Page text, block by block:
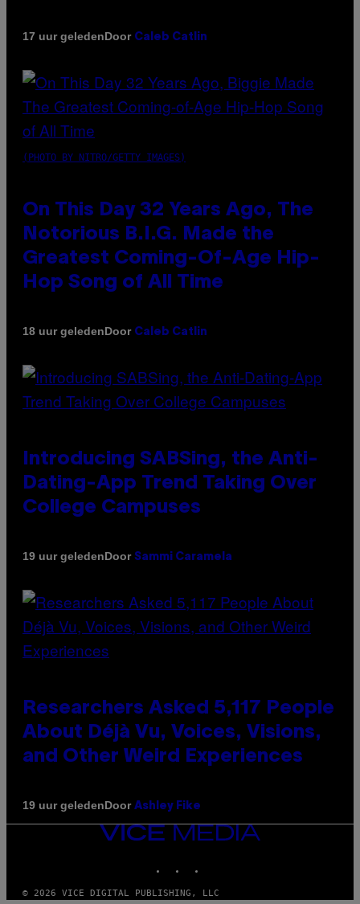
17 uur geledenDoor Caleb Catlin
(PHOTO BY NITRO/GETTY IMAGES)
On This Day 32 Years Ago, The
Notorious B.I.G. Made the
Greatest Coming-Of-Age Hip-
Hop Song of All Time
18 uur geledenDoor Caleb Catlin
Introducing SABSing, the Anti-
Dating-App Trend Taking Over
College Campuses
19 uur geledenDoor Sammi Caramela
Researchers Asked 5,117 People
About Déjà Vu, Voices, Visions,
and Other Weird Experiences
19 uur geledenDoor Ashley Fike
VICE
MEDIA
© 2026 VICE DIGITAL PUBLISHING, LLC